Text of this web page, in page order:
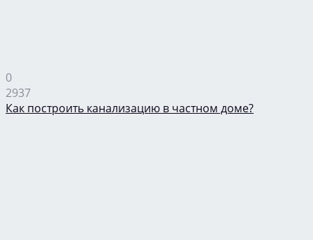
0
2937
Как построить канализацию в частном доме?